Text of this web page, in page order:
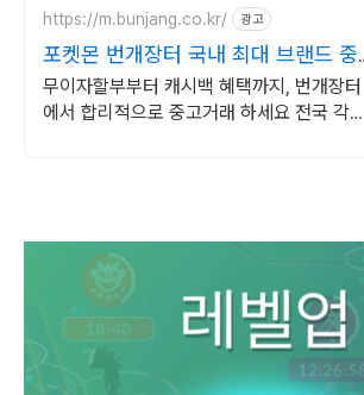
https://m.bunjang.co.kr/ 광고
포켓몬 번개장터 국내 최대 브랜드 중
고거래
무이자할부부터 캐시백 혜택까지, 번개장터
에서 합리적으로 중고거래 하세요 전국 각지